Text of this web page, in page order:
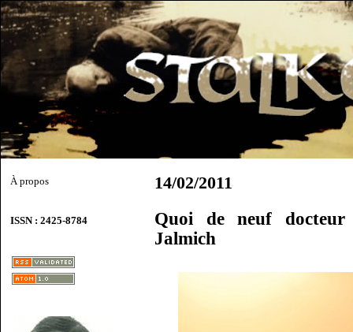
À propos
ISSN : 2425-8784
14/02/2011
Quoi de neuf
Jalmich